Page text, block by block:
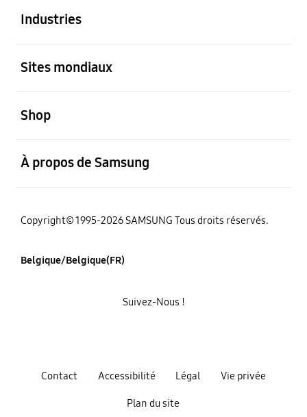
Industries
Sites mondiaux
Shop
À propos de Samsung
Copyright© 1995-2026 SAMSUNG Tous droits réservés.
Belgique/Belgique(FR)
Contact Accessibilité Légal Vie privée
Plan du site
Suivez-Nous !